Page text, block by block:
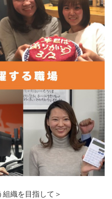
織を目指して＞